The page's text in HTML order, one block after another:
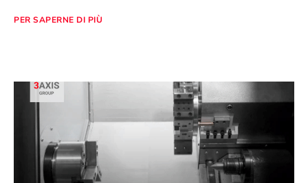
PER SAPERNE DI PIÙ